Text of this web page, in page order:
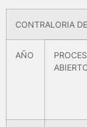
CONTRALORIA
AÑO